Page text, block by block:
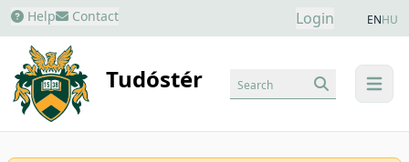
Help Contact Login ENHU
Tudóstér menu
Search